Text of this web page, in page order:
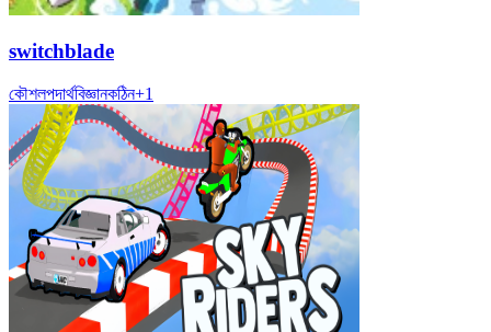
switchblade
কৌশলপদার্থবিজ্ঞানকঠিন+1